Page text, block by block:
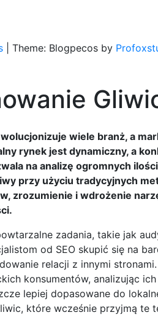
Theme: Blogpecos by
wiele branż, a
rynek jest dynamiczny, a
na analizę ogromnych
przy użyciu tradycyjnych
zrozumienie i wdrożenie
zadania, takie jak
od SEO skupić się na
relacji z innymi
konsumentów, analizując
lepiej dopasowane do
które wcześnie przyjmą te